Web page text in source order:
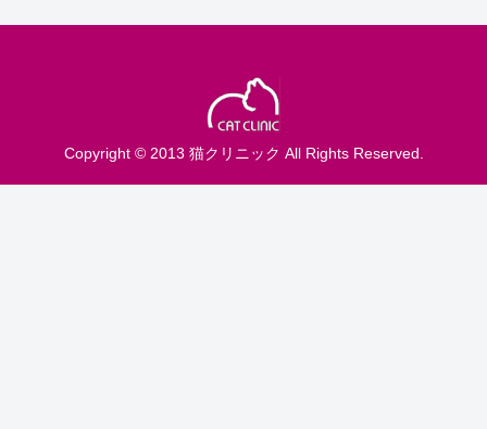
Copyright © 2013 猫クリニック All Rights Reserved.